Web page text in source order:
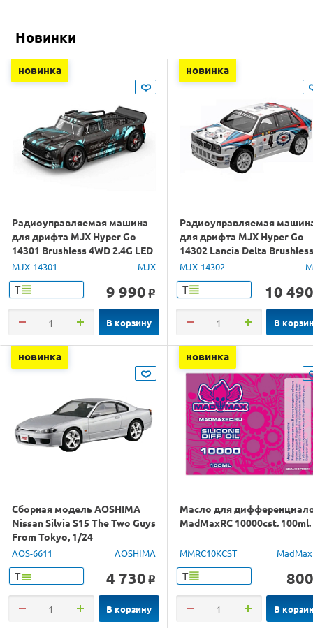
Новинки
новинка
Радиоуправляемая машина
для дрифта MJX Hyper Go
14301 Brushless 4WD 2.4G LED
1/14 RTR
MJX-14301 MJX
Т 9 990 o
В корзину
новинка
Радиоуправляемая
для дрифта MJX Hyper Go
14302 Lancia Delta Brushless
4WD 2.4G LED 1/14 RTR
MJX-14302
Т 10 490
В
новинка
Сборная модель AOSHIMA
Nissan Silvia S15 The Two Guys
From Tokyo, 1/24
AOS-6611 AOSHIMA
Т 4 730 o
В корзину
новинка
Масло для
MadMaxRC 10000cst. 100ml.
MMRC10KCST
Т 800
В